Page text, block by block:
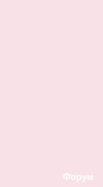
Форум